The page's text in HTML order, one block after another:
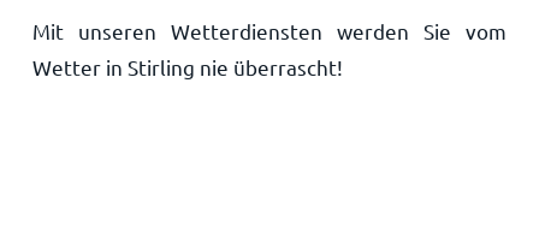
Mit unseren Wetterdiensten werden Sie vom
Wetter in Stirling nie überrascht!